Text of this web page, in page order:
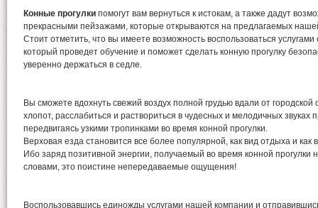
Конные прогулки помогут вам вернуться к истокам, а также дадут
прекрасными пейзажами, которые открываются на предлагаемых
Стоит отметить, что вы имеете возможность воспользоваться услугами
который проведет обучение и поможет сделать конную прогулку
уверенно держаться в седле.
Вы сможете вдохнуть свежий воздух полной грудью вдали от
хлопот, расслабиться и раствориться в чудесных и мелодичных
передвигаясь узкими тропинками во время конной прогулки.
Верховая езда становится все более популярной, как вид отдыха и
Ибо заряд позитивной энергии, получаемый во время конной прогулки
словами, это поистине непередаваемые ощущения!
Воспользовавшись единожды услугами нашей компании и